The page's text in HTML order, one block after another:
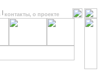
контакты, о проекте